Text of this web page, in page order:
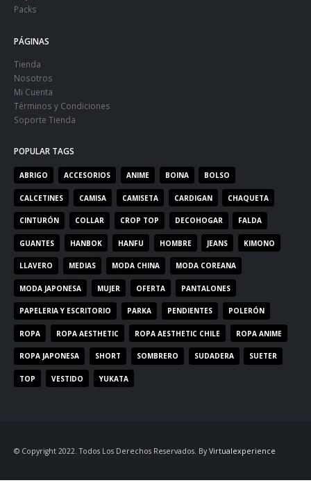
Packs
PÁGINAS
Tienda
Nosotros
Mi Cuenta
Términos y Condiciones
Soporte Tienda
POPULAR TAGS
ABRIGO ACCESORIOS ANIME BOINA BOLSO
CALCETINES CAMISA CAMISETA CARDIGAN CHAQUETA
CINTURÓN COLLAR CROP TOP DECOHOGAR FALDA
GUANTES HANBOK HANFU HOMBRE JEANS KIMONO
LLAVERO MEDIAS MODA CHINA MODA COREANA
MODA JAPONESA MUJER OFERTA PANTALONES
PAPELERIA Y ESCRITORIO PARKA PENDIENTES POLERÓN
ROPA ROPA AESTHETIC ROPA AESTHETIC CHILE ROPA ANIME
ROPA JAPONESA SHORT SOMBRERO SUDADERA SUETER
TOP VESTIDO YUKATA
© Copyright 2022. Todos Los Derechos Reservados. By Virtualexperience